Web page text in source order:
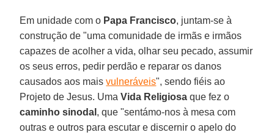
Em unidade com o Papa Francisco, juntam-se à
construção de "uma comunidade de irmãs e irmãos
capazes de acolher a vida, olhar seu pecado, assumir
os seus erros, pedir perdão e reparar os danos
causados aos maisvulneráveis", sendo fiéis ao
Projeto de Jesus. UmaVida Religiosa que fez o
caminho sinodal , que "sentámo-nos à mesa com
outras e outros para escutar e discernir o apelo do